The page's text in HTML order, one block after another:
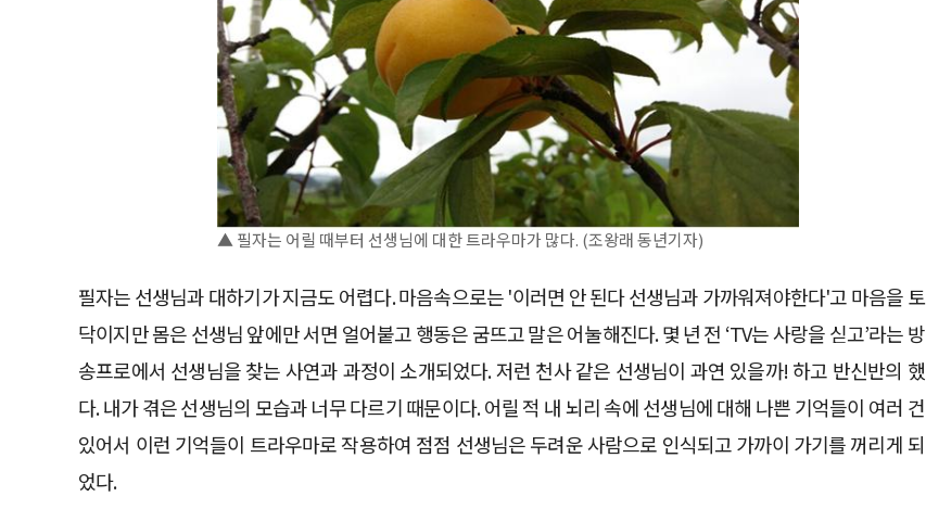
▲ 필자는 어릴 때부터 선생님에 대한 트라우마가 많다. (조왕래 동년기자)
필자는 선생님과 대하기가 지금도 어렵다. 마음속으로는 '이러면 안 된다 선생님과 가까워져야한다'고 마음을 토
닥이지만 몸은 선생님 앞에만 서면 얼어붙고 행동은 굼뜨고 말은 어눌해진다. 몇 년 전 ‘TV는 사랑을 싣고’라는 방
송프로에서 선생님을 찾는 사연과 과정이 소개되었다. 저런 천사 같은 선생님이 과연 있을까! 하고 반신반의 했
다. 내가 겪은 선생님의 모습과 너무 다르기 때문이다. 어릴 적 내 뇌리 속에 선생님에 대해 나쁜 기억들이 여러 건
있어서 이런 기억들이 트라우마로 작용하여 점점 선생님은 두려운 사람으로 인식되고 가까이 가기를 꺼리게 되
었다.